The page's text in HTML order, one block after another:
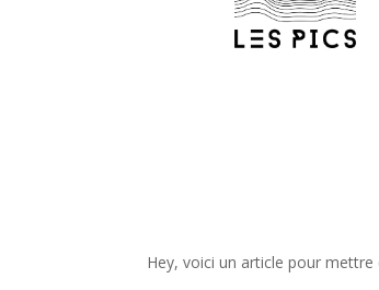
Hey, voici un article pour